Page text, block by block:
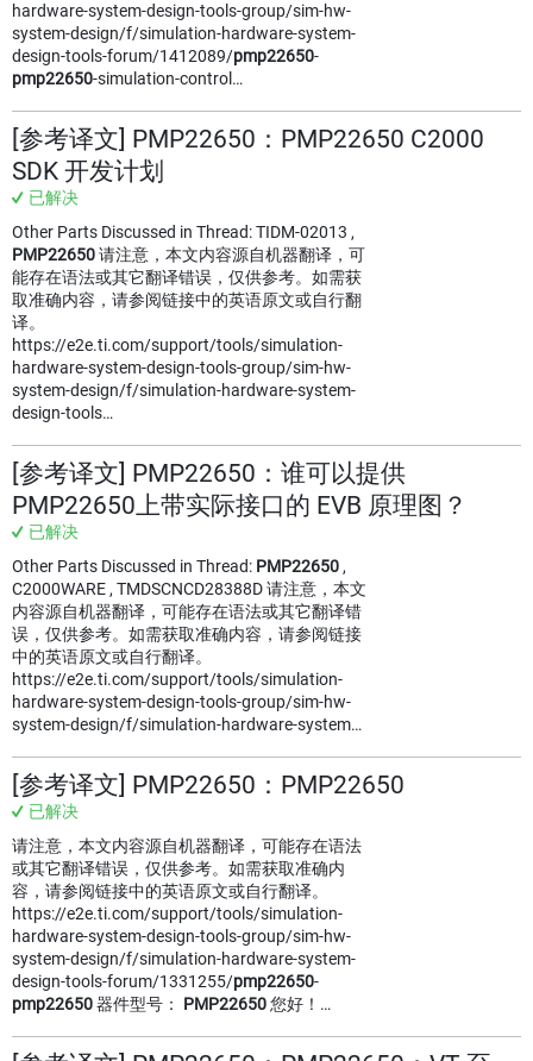
hardware-system-design-tools-group/sim-hw-
system-design/f/simulation-hardware-system-
design-tools-forum/1412089/pmp22650-
pmp22650-simulation-control…
[参考译文] PMP22650：PMP22650 C2000
SDK 开发计划
已解决
Other Parts Discussed in Thread: TIDM-02013 ,
PMP22650请注意，本文内容源自机器翻译，可
能存在语法或其它翻译错误，仅供参考。如需获
取准确内容，请参阅链接中的英语原文或自行翻
译。
https://e2e.ti.com/support/tools/simulation-
hardware-system-design-tools-group/sim-hw-
system-design/f/simulation-hardware-system-
design-tools…
[参考译文] PMP22650：谁可以提供
PMP22650上带实际接口的 EVB 原理图？
已解决
Other Parts Discussed in Thread: PMP22650 ,
C2000WARE , TMDSCNCD28388D 请注意，本文
内容源自机器翻译，可能存在语法或其它翻译错
误，仅供参考。如需获取准确内容，请参阅链接
中的英语原文或自行翻译。
https://e2e.ti.com/support/tools/simulation-
hardware-system-design-tools-group/sim-hw-
system-design/f/simulation-hardware-system…
[参考译文] PMP22650：PMP22650
已解决
请注意，本文内容源自机器翻译，可能存在语法
或其它翻译错误，仅供参考。如需获取准确内
容，请参阅链接中的英语原文或自行翻译。
https://e2e.ti.com/support/tools/simulation-
hardware-system-design-tools-group/sim-hw-
system-design/f/simulation-hardware-system-
design-tools-forum/1331255/pmp22650-
pmp22650器件型号： PMP22650您好！…